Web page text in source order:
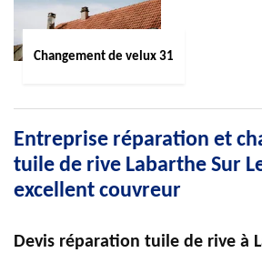
Changement de velux 31
Entreprise réparation et
tuile de rive Labarthe Sur
excellent couvreur
Devis réparation tuile de rive à